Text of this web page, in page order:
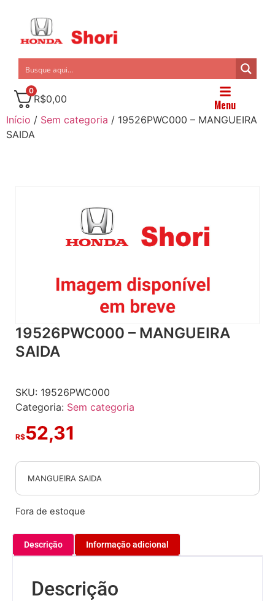
0
R$0,00 Menu
Início / Sem categoria / 19526PWC000 – MANGUEIRA
SAIDA
19526PWC000 – MANGUEIRA
SAIDA
SKU: 19526PWC000
Categoria: Sem categoria
R$52,31
MANGUEIRA SAIDA
Fora de estoque
Descrição Informação adicional
Descrição